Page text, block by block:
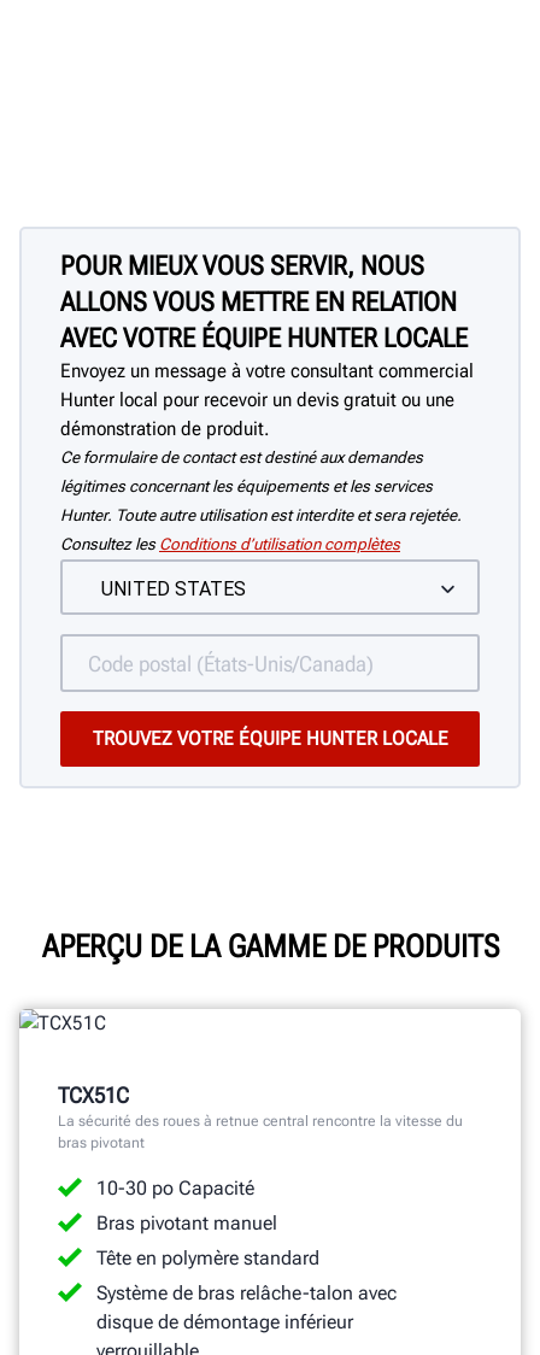
POUR MIEUX VOUS SERVIR, NOUS
ALLONS VOUS METTRE EN RELATION
AVEC VOTRE ÉQUIPE HUNTER LOCALE
Envoyez un message à votre consultant commercial
Hunter local pour recevoir un devis gratuit ou une
démonstration de produit.
Ce formulaire de contact est destiné aux demandes
légitimes concernant les équipements et les services
Hunter. Toute autre utilisation est interdite et sera rejetée.
Consultez les Conditions d’utilisation complètes
APERÇU DE LA GAMME DE PRODUITS
TCX51C
La sécurité des roues à retnue central rencontre la vitesse du
bras pivotant
10-30 po Capacité
Bras pivotant manuel
Tête en polymère standard
Système de bras relâche-talon avec
disque de démontage inférieur